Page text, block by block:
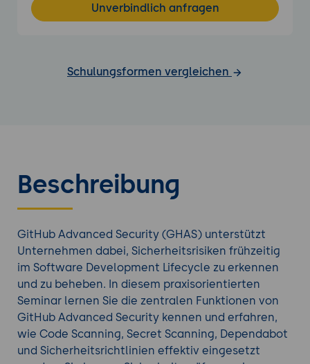
Unverbindlich anfragen
Schulungsformen vergleichen
Beschreibung
GitHub Advanced Security (GHAS) unterstützt
Unternehmen dabei, Sicherheitsrisiken frühzeitig
im Software Development Lifecycle zu erkennen
und zu beheben. In diesem praxisorientierten
Seminar lernen Sie die zentralen Funktionen von
GitHub Advanced Security kennen und erfahren,
wie Code Scanning, Secret Scanning, Dependabot
und Sicherheitsrichtlinien effektiv eingesetzt